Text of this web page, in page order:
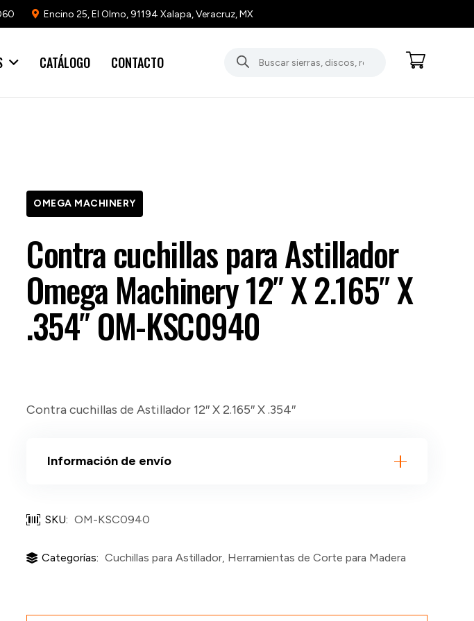
Encino 25, El Olmo, 91194 Xalapa, Veracruz, MX
CATÁLOGO CONTACTO
Búsqueda
de
OMEGA MACHINERY
Contra cuchillas para Astillador
Omega Machinery 12″ X 2.165″ X
.354″ OM-KSC0940
Contra cuchillas de Astillador 12″ X 2.165″ X .354″
Información de envío
SKU: OM-KSC0940
Categorías: Cuchillas para Astillador, Herramientas de Corte para Madera